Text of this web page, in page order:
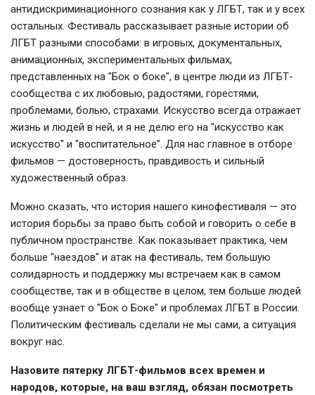
антидискриминационного сознания как у ЛГБТ, так и у всех
остальных. Фестиваль рассказывает разные истории об
ЛГБТ разными способами: в игровых, документальных,
анимационных, экспериментальных фильмах,
представленных на "Бок о боке", в центре люди из ЛГБТ-
сообщества с их любовью, радостями, горестями,
проблемами, болью, страхами. Искусство всегда отражает
жизнь и людей в ней, и я не делю его на "искусство как
искусство" и "воспитательное". Для нас главное в отборе
фильмов — достоверность, правдивость и сильный
художественный образ.
Можно сказать, что история нашего кинофестиваля — это
история борьбы за право быть собой и говорить о себе в
публичном пространстве. Как показывает практика, чем
больше "наездов" и атак на фестиваль, тем большую
солидарность и поддержку мы встречаем как в самом
сообществе, так и в обществе в целом, тем больше людей
вообще узнает о "Бок о Боке" и проблемах ЛГБТ в России.
Политическим фестиваль сделали не мы сами, а ситуация
вокруг нас.
Назовите пятерку ЛГБТ-фильмов всех времен и
народов, которые, на ваш взгляд, обязан посмотреть